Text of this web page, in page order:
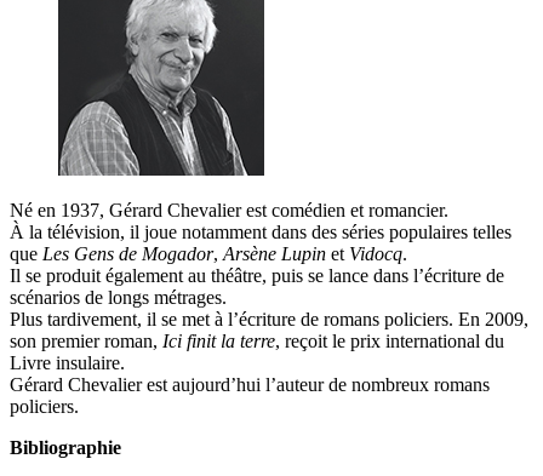
Né en 1937, Gérard Chevalier est comédien et romancier.
À la télévision, il joue notamment dans des séries populaires telles
que Les Gens de Mogador, Arsène Lupin et Vidocq.
Il se produit également au théâtre, puis se lance dans l’écriture de
scénarios de longs métrages.
Plus tardivement, il se met à l’écriture de romans policiers. En 2009,
son premier roman, Ici finit la terre, reçoit le prix international du
Livre insulaire.
Gérard Chevalier est aujourd’hui l’auteur de nombreux romans
policiers.
Bibliographie